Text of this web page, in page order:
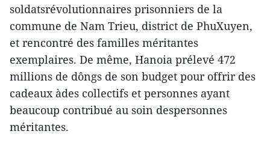
soldatsrévolutionnaires prisonniers de la
commune de Nam Trieu, district de PhuXuyen,
et rencontré des familles méritantes
exemplaires. De même, Hanoia prélevé 472
millions de dôngs de son budget pour offrir des
cadeaux àdes collectifs et personnes ayant
beaucoup contribué au soin despersonnes
méritantes.